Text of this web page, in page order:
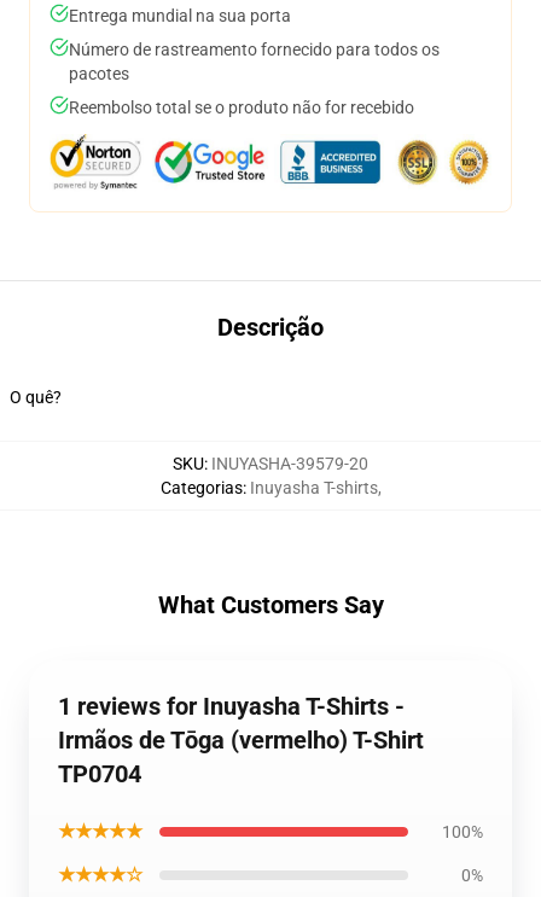
Entrega mundial na sua porta
Número de rastreamento fornecido para todos os
pacotes
Reembolso total se o produto não for recebido
Descrição
O quê?
SKU: INUYASHA-39579-20
Categorias: Inuyasha T-shirts,
What Customers Say
1 reviews for Inuyasha T-Shirts -
Irmãos de Tōga (vermelho) T-Shirt
TP0704
★★★★★ 100%
★★★★☆ 0%